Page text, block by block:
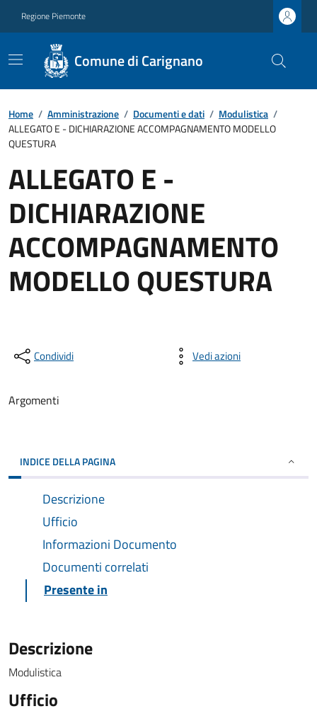
Regione Piemonte
Comune di Carignano
Home / Amministrazione / Documenti e dati / Modulistica /
ALLEGATO E - DICHIARAZIONE ACCOMPAGNAMENTO MODELLO
QUESTURA
ALLEGATO E -
DICHIARAZIONE
ACCOMPAGNAMENTO
MODELLO QUESTURA
Condividi Vedi azioni
Argomenti
INDICE DELLA PAGINA
Descrizione
Ufficio
Informazioni Documento
Documenti correlati
Presente in
Descrizione
Modulistica
Ufficio